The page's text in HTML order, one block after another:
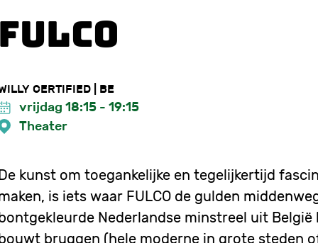
CERTIFIED | BE
vrijdag 18:15 - 19:15
Theater
kunst om toegankelijke en tegelijkertijd
is iets waar FULCO de gulden
Nederlandse minstreel uit
bruggen (hele moderne in grote steden